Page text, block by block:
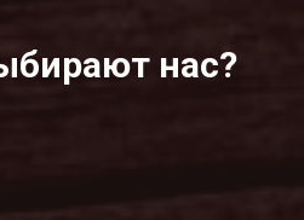
нас?